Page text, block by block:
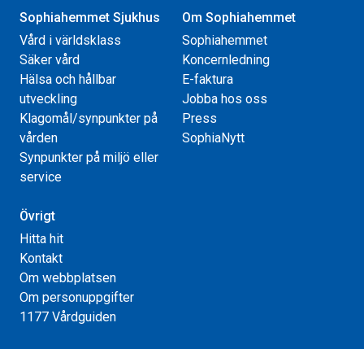
Sophiahemmet Sjukhus
Vård i världsklass
Säker vård
Hälsa och hållbar
utveckling
Klagomål/synpunkter på
vården
Synpunkter på miljö eller
service
Om Sophiahemmet
Sophiahemmet
Koncernledning
E-faktura
Jobba hos oss
Press
SophiaNytt
Övrigt
Hitta hit
Kontakt
Om webbplatsen
Om personuppgifter
1177 Vårdguiden